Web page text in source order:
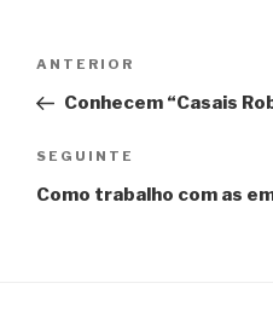
Navegação
artigos
Conteúdo
anterior
ANTERIOR
Conhecem “Casais
Conteúdo
seguinte
SEGUINTE
Como trabalho com as